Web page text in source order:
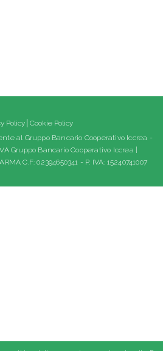
Policy Cookie Policy
al Gruppo Bancario Cooperativo Iccrea -
Gruppo Bancario Cooperativo Iccrea |
C.F: 02394650341 - P. IVA: 15240741007